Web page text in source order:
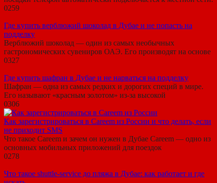
0259
Где купить верблюжий шоколад в Дубае и не попасть на
подделку
Верблюжий шоколад — один из самых необычных
гастрономических сувениров ОАЭ. Его производят на основе
0327
Где купить шафран в Дубае и не нарваться на подделку
Шафран — одна из самых редких и дорогих специй в мире.
Его называют «красным золотом» из-за высокой
0306
Как зарегистрироваться в Careem из России и что делать, если
не приходит SMS
Что такое Careem и зачем он нужен в Дубае Careem — одно из
основных мобильных приложений для поездок
0278
Что такое shuttle-service до пляжа в Дубае: как работает и где